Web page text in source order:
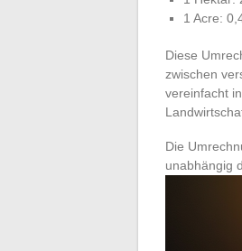
1 Acre:
Diese
zwischen
vereinfacht
Die
unabhängig